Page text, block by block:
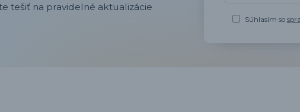
tešiť na pravidelné aktualizácie
Súhlasím so